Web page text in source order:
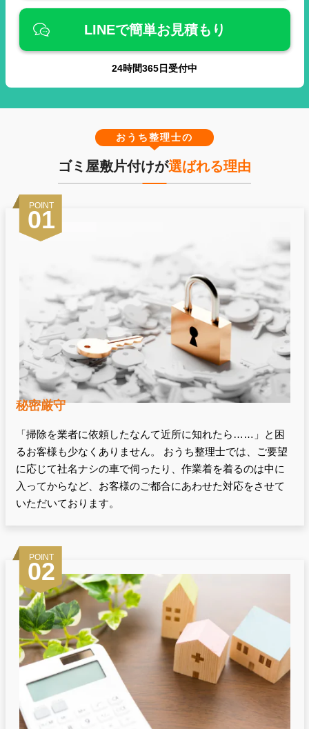
LINEで簡単お見積もり
24時間365日受付中
おうち整理士の
ゴミ屋敷片付けが選ばれる理由
POINT
01
秘密厳守
「掃除を業者に依頼したなんて近所に知れたら……」と困
るお客様も少なくありません。 おうち整理士では、ご要望
に応じて社名ナシの車で伺ったり、作業着を着るのは中に
入ってからなど、お客様のご都合にあわせた対応をさせて
いただいております。
POINT
02